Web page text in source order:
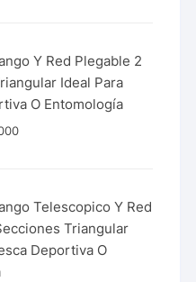
Y Red Plegable 2
Ideal Para
O Entomología
Telescopico Y Red
Triangular
Deportiva O